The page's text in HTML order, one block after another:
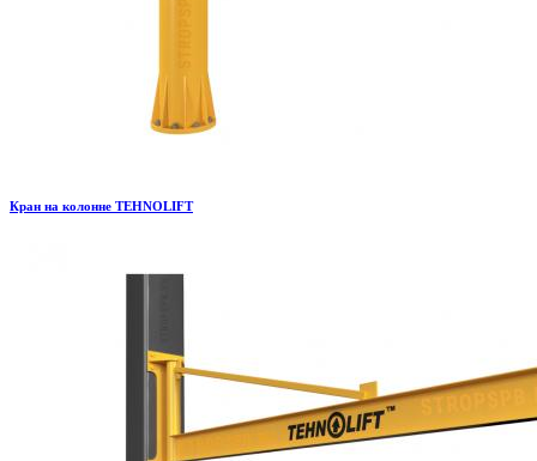
Кран на колонне TEHNOLIFT